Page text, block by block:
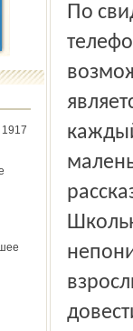
По свидетельствам работников службы детского